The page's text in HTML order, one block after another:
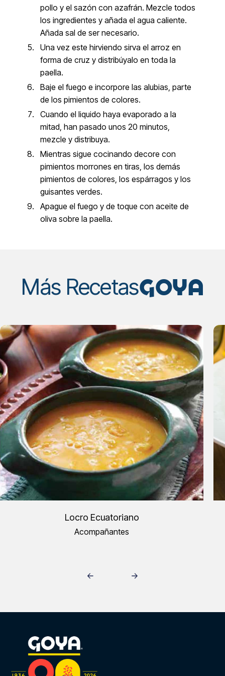
pollo y el sazón con azafrán. Mezcle todos
los ingredientes y añada el agua caliente.
Añada sal de ser necesario.
Una vez este hirviendo sirva el arroz en
forma de cruz y distribúyalo en toda la
paella.
Baje el fuego e incorpore las alubias, parte
de los pimientos de colores.
Cuando el liquido haya evaporado a la
mitad, han pasado unos 20 minutos,
mezcle y distribuya.
Mientras sigue cocinando decore con
pimientos morrones en tiras, los demás
pimientos de colores, los espárragos y los
guisantes verdes.
Apague el fuego y de toque con aceite de
oliva sobre la paella.
Más RecetasGOYA
Locro Ecuatoriano
Acompañantes